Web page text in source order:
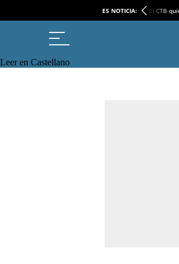
ES NOTICIA: El CTB
Leer en Castellano